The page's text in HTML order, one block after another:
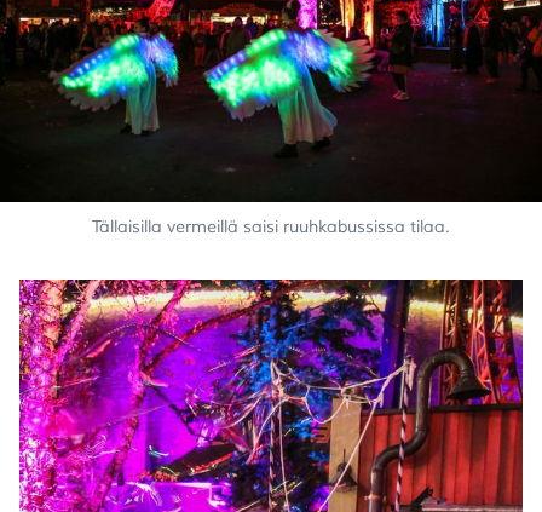
Tällaisilla vermeillä saisi ruuhkabussissa tilaa.